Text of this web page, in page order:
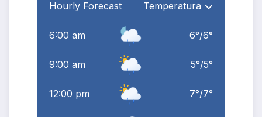
Hourly Forecast
6:00 am 6°/6°
9:00 am 5°/5°
12:00 pm 7°/7°